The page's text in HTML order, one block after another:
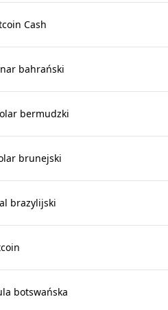
Cash
bahrański
bermudzki
brunejski
brazylijski
botswańska